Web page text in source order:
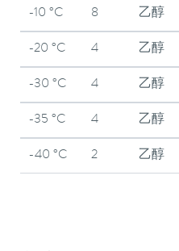
-10 °C 8 乙醇
-20 °C 4 乙醇
-30 °C 4 乙醇
-35 °C 4 乙醇
-40 °C 2 乙醇